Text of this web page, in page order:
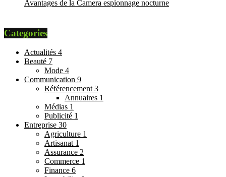
Avantages de la Camera espionnage nocturne
Categories
Actualités 4
Beauté 7
Mode 4
Communication 9
Référencement 3
Annuaires 1
Médias 1
Publicité 1
Entreprise 30
Agriculture 1
Artisanat 1
Assurance 2
Commerce 1
Finance 6